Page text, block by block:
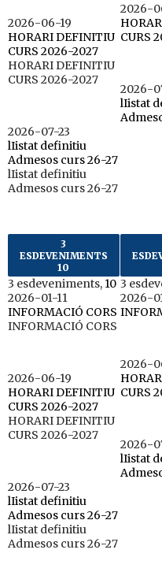
2026-06-19
HORARI DEFINITIU
CURS 2026-2027
HORARI DEFINITIU
CURS 2026-2027
2026-07-23
lIistat definitiu
Admesos curs 26-27
lIistat definitiu
Admesos curs 26-27
2026-
CURS
2026-
lIistat
3
ESDEVENIMENTS
10
3 esdeveniments, 10
2026-01-11
INFORMACIÓ CORS
INFORMACIÓ CORS
2026-06-19
HORARI DEFINITIU
CURS 2026-2027
HORARI DEFINITIU
CURS 2026-2027
2026-07-23
lIistat definitiu
Admesos curs 26-27
lIistat definitiu
Admesos curs 26-27
3
2026-
2026-
CURS
2026-
lIistat